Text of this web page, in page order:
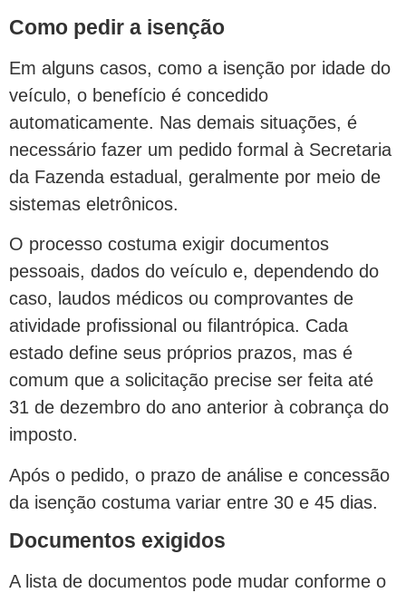
Como pedir a isenção
Em alguns casos, como a isenção por idade do
veículo, o benefício é concedido
automaticamente. Nas demais situações, é
necessário fazer um pedido formal à Secretaria
da Fazenda estadual, geralmente por meio de
sistemas eletrônicos.
O processo costuma exigir documentos
pessoais, dados do veículo e, dependendo do
caso, laudos médicos ou comprovantes de
atividade profissional ou filantrópica. Cada
estado define seus próprios prazos, mas é
comum que a solicitação precise ser feita até
31 de dezembro do ano anterior à cobrança do
imposto.
Após o pedido, o prazo de análise e concessão
da isenção costuma variar entre 30 e 45 dias.
Documentos exigidos
A lista de documentos pode mudar conforme o